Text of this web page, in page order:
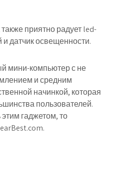
приятно радует led-
датчик освещенности.
мини-компьютер с не
и средним
начинкой, которая
пользователей.
гаджетом, то